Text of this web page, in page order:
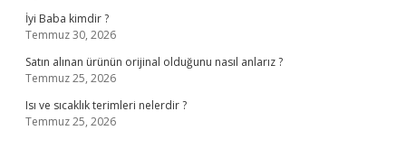
İyi Baba kimdir ?
Temmuz 30, 2026
Satın alınan ürünün orijinal olduğunu nasıl anlarız ?
Temmuz 25, 2026
Isı ve sıcaklık terimleri nelerdir ?
Temmuz 25, 2026